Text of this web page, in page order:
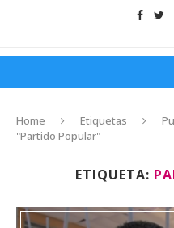
Home Etiquetas
"Partido Popular"
ETIQUETA: